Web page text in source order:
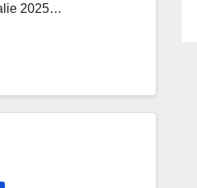
2025…